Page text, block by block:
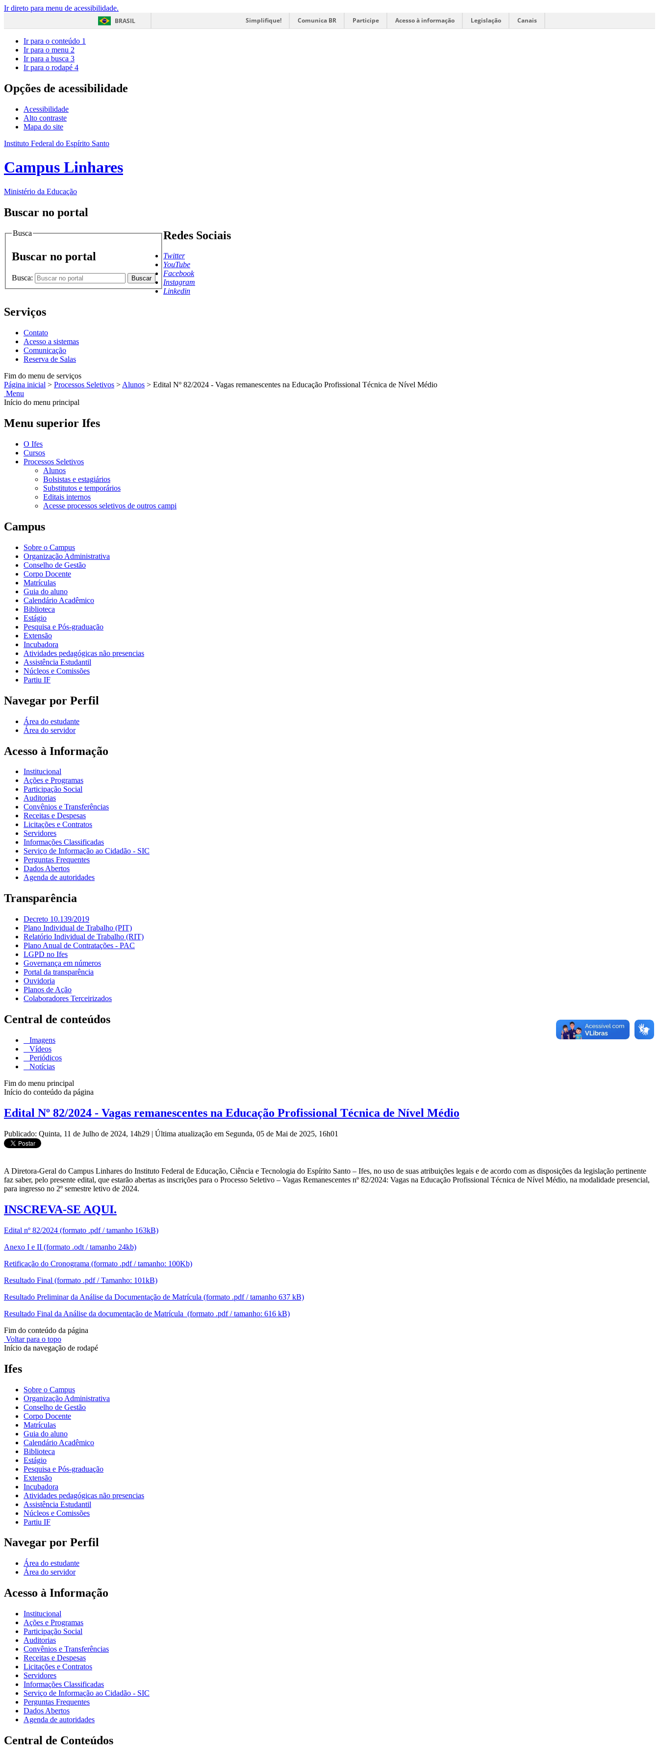
Ir direto para menu de acessibilidade.
BRASIL
Simplifique! Comunica BR Participe Acesso à informação Legislação Canais
Ir para o conteúdo 1
Ir para o menu 2
Ir para a busca 3
Ir para o rodapé 4
Opções de acessibilidade
Acessibilidade
Alto contraste
Mapa do site
Instituto Federal do Espírito Santo
Campus Linhares
Ministério da Educação
Buscar no portal
Busca
Buscar no portal
Busca: Buscar
Redes Sociais
Twitter
YouTube
Facebook
Instagram
Linkedin
Serviços
Contato
Acesso a sistemas
Comunicação
Reserva de Salas
Fim do menu de serviços
Página inicial > Processos Seletivos > Alunos > Edital Nº 82/2024 - Vagas remanescentes na Educação Profissional Técnica de Nível Médio
Menu
Início do menu principal
Menu superior Ifes
O Ifes
Cursos
Processos Seletivos
Alunos
Bolsistas e estagiários
Substitutos e temporários
Editais internos
Acesse processos seletivos de outros campi
Campus
Sobre o Campus
Organização Administrativa
Conselho de Gestão
Corpo Docente
Matrículas
Guia do aluno
Calendário Acadêmico
Biblioteca
Estágio
Pesquisa e Pós-graduação
Extensão
Incubadora
Atividades pedagógicas não presencias
Assistência Estudantil
Núcleos e Comissões
Partiu IF
Navegar por Perfil
Área do estudante
Área do servidor
Acesso à Informação
Institucional
Ações e Programas
Participação Social
Auditorias
Convênios e Transferências
Receitas e Despesas
Licitações e Contratos
Servidores
Informações Classificadas
Serviço de Informação ao Cidadão - SIC
Perguntas Frequentes
Dados Abertos
Agenda de autoridades
Transparência
Decreto 10.139/2019
Plano Individual de Trabalho (PIT)
Relatório Individual de Trabalho (RIT)
Plano Anual de Contratações - PAC
LGPD no Ifes
Governança em números
Portal da transparência
Ouvidoria
Planos de Ação
Colaboradores Terceirizados
Central de conteúdos
Imagens
Vídeos
Periódicos
Notícias
Fim do menu principal
Início do conteúdo da página
Edital Nº 82/2024 - Vagas remanescentes na Educação Profissional Técnica de Nível Médio
Publicado: Quinta, 11 de Julho de 2024, 14h29 | Última atualização em Segunda, 05 de Mai de 2025, 16h01
A Diretora-Geral do Campus Linhares do Instituto Federal de Educação, Ciência e Tecnologia do Espírito Santo – Ifes, no uso de suas atribuições legais e de acordo com as disposições da legislação pertinente
faz saber, pelo presente edital, que estarão abertas as inscrições para o Processo Seletivo – Vagas Remanescentes nº 82/2024: Vagas na Educação Profissional Técnica de Nível Médio, na modalidade presencial,
para ingresso no 2º semestre letivo de 2024.
INSCREVA-SE AQUI.
Edital nº 82/2024 (formato .pdf / tamanho 163kB)
Anexo I e II (formato .odt / tamanho 24kb)
Retificação do Cronograma (formato .pdf / tamanho: 100Kb)
Resultado Final (formato .pdf / Tamanho: 101kB)
Resultado Preliminar da Análise da Documentação de Matrícula (formato .pdf / tamanho 637 kB)
Resultado Final da Análise da documentação de Matrícula (formato .pdf / tamanho: 616 kB)
Fim do conteúdo da página
Voltar para o topo
Início da navegação de rodapé
Ifes
Sobre o Campus
Organização Administrativa
Conselho de Gestão
Corpo Docente
Matrículas
Guia do aluno
Calendário Acadêmico
Biblioteca
Estágio
Pesquisa e Pós-graduação
Extensão
Incubadora
Atividades pedagógicas não presencias
Assistência Estudantil
Núcleos e Comissões
Partiu IF
Navegar por Perfil
Área do estudante
Área do servidor
Acesso à Informação
Institucional
Ações e Programas
Participação Social
Auditorias
Convênios e Transferências
Receitas e Despesas
Licitações e Contratos
Servidores
Informações Classificadas
Serviço de Informação ao Cidadão - SIC
Perguntas Frequentes
Dados Abertos
Agenda de autoridades
Central de Conteúdos